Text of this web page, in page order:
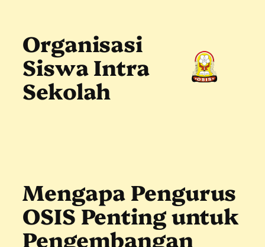
contentOrganisasi
Siswa Intra
Sekolah
Mengapa Pengurus
OSIS Penting untuk
Pengembangan